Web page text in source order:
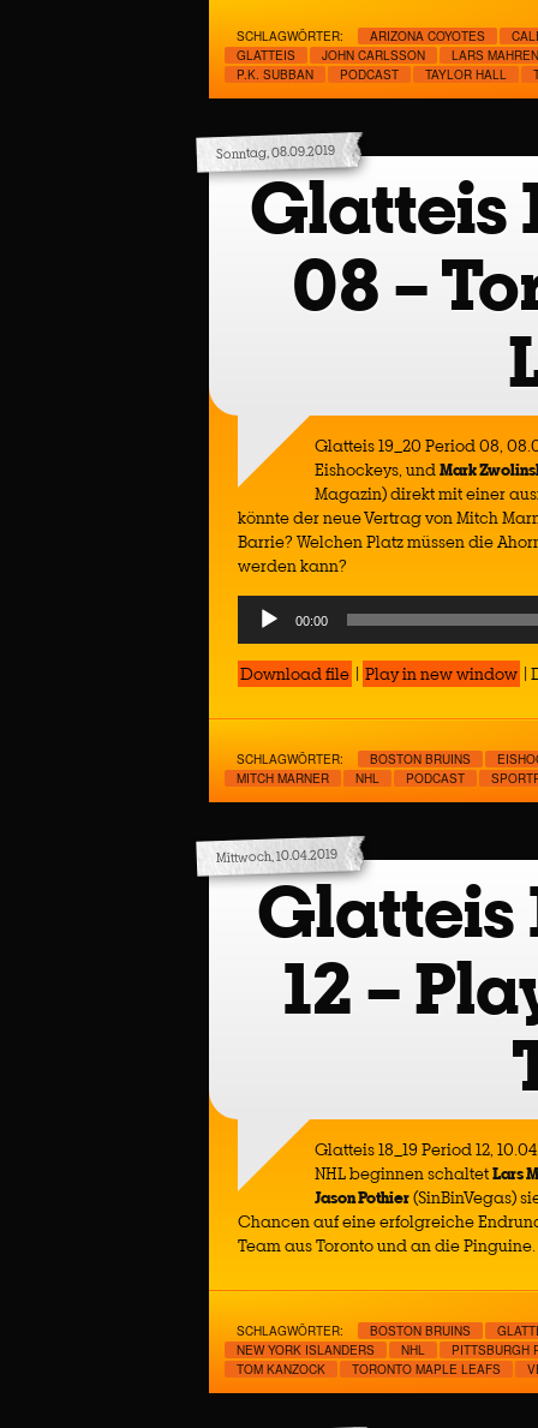
SCHLAGWÖRTER: ARIZONA COYOTES
GLATTEIS
JOHN CARLSSON LARS
P.K. SUBBAN
PODCAST TAYLOR HALL
Sonntag, 08.09.2019
Glatteis
08 –
Glatteis 19_20 Period 08,
Eishockeys, undMark
Magazin) direkt mit einer
könnte der neue Vertrag von Mitch
Barrie? Welchen Platz müssen die
werden kann?
Audio
Player
00:00
Download file | Play in new window |
SCHLAGWÖRTER: BOSTON BRUINS
MITCH MARNER
NHL PODCAST
Mittwoch, 10.04.2019
Glatteis
12 –
Glatteis 18_19 Period 12,
NHL beginnen schaltetLars
Jason Pothier(SinBinVegas)
Chancen auf eine erfolgreiche
Team aus Toronto und an die Pinguine.
SCHLAGWÖRTER: BOSTON BRUINS
NEW YORK ISLANDERS
NHL PITTSBURGH
TOM KANZOCK
TORONTO MAPLE LEAFS